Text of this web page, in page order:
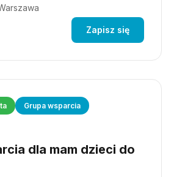
Zapisz się
Grupa wsparcia
dla mam dzieci do